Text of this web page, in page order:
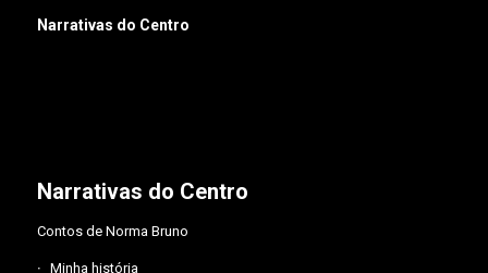
Narrativas do Centro
Narrativas do Centro
Contos de Norma Bruno
Minha história